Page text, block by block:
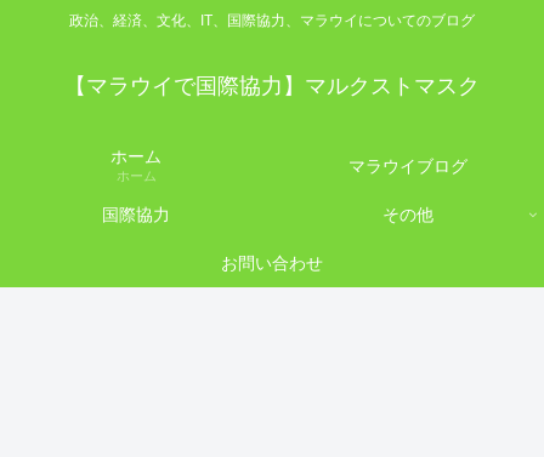
政治、経済、文化、IT、国際協力、マラウイについてのブログ
【マラウイで国際協力】マルクストマスク
ホーム
ホーム マラウイブログ
国際協力 その他
お問い合わせ